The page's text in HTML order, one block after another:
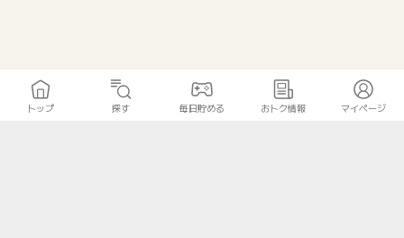
トップ 探す 毎日貯める おトク情報 マイページ